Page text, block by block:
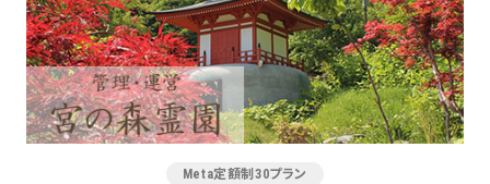
Meta定額制30プラン